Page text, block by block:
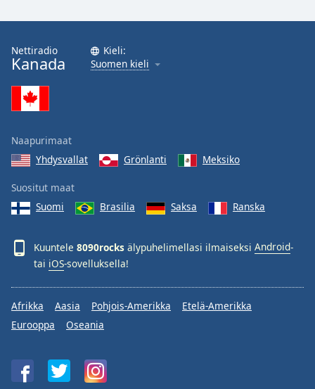
Font
Family
Done
Close
Dialog
End
window.
Nettiradio
Kanada
Kieli:
Suomen kieli
Naapurimaat
Yhdysvallat
Grönlanti Meksiko
Suositut maat
Suomi
Brasilia Saksa Ranska
Kuuntele 8090rocks älypuhelimellasi ilmaiseksi Android-
tai iOS-sovelluksella!
Afrikka Aasia Pohjois-Amerikka
Etelä-Amerikka
Eurooppa
Oseania